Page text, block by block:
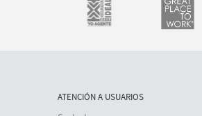
ATENCIÓN A USUARIOS